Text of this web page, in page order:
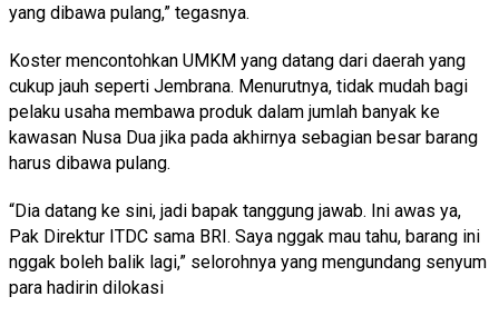
yang dibawa pulang,” tegasnya.
Koster mencontohkan UMKM yang datang dari daerah yang
cukup jauh seperti Jembrana. Menurutnya, tidak mudah bagi
pelaku usaha membawa produk dalam jumlah banyak ke
kawasan Nusa Dua jika pada akhirnya sebagian besar barang
harus dibawa pulang.
“Dia datang ke sini, jadi bapak tanggung jawab. Ini awas ya,
Pak Direktur ITDC sama BRI. Saya nggak mau tahu, barang ini
nggak boleh balik lagi,” selorohnya yang mengundang senyum
para hadirin dilokasi